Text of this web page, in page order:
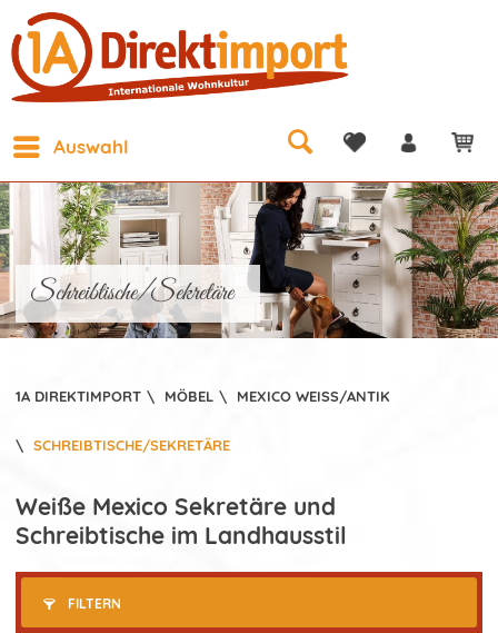
Auswahl
Schreibtische/Sekretäre
1A DIREKTIMPORT \ MÖBEL \ MEXICO WEISS/ANTIK
\ SCHREIBTISCHE/SEKRETÄRE
Weiße Mexico Sekretäre und
Schreibtische im Landhausstil
FILTERN